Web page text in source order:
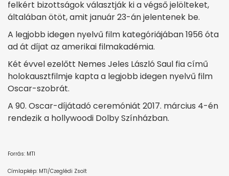
felkért bizottságok választják ki a végső jelölteket,
általában ötöt, amit január 23-án jelentenek be.
A legjobb idegen nyelvű film kategóriájában 1956 óta
ad át díjat az amerikai filmakadémia.
Két évvel ezelőtt Nemes Jeles László Saul fia című
holokausztfilmje kapta a legjobb idegen nyelvű film
Oscar-szobrát.
A 90. Oscar-díjátadó ceremóniát 2017. március 4-én
rendezik a hollywoodi Dolby Színházban.
Forrás: MTI
Címlapkép: MTI/Czeglédi Zsolt